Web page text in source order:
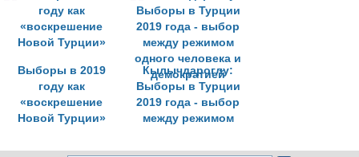
Выборы в 2019
году как
«воскрешение
Новой Турции»
Кылычдароглу:
Выборы в Турции
2019 года - выбор
между режимом
демократией